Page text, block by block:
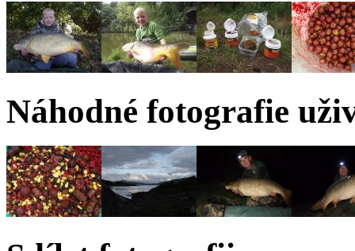
Náhodné fotografie